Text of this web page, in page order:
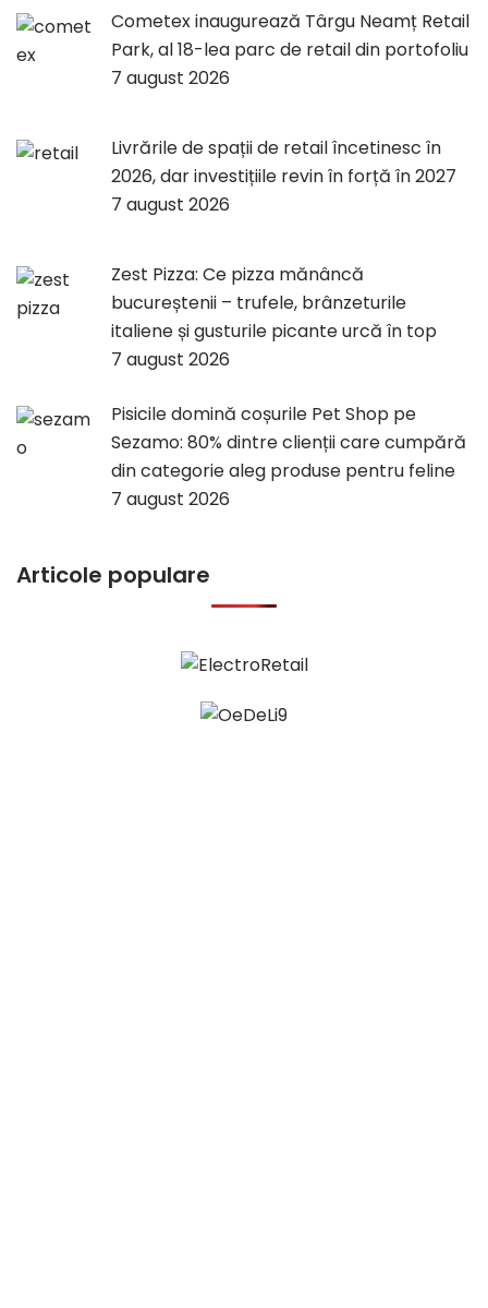
Cometex inaugurează Târgu Neamț Retail
Park, al 18-lea parc de retail din portofoliu
7 august 2026
Livrările de spații de retail încetinesc în
2026, dar investițiile revin în forță în 2027
7 august 2026
Zest Pizza: Ce pizza mănâncă
bucureștenii – trufele, brânzeturile
italiene și gusturile picante urcă în top
7 august 2026
Pisicile domină coșurile Pet Shop pe
Sezamo: 80% dintre clienții care cumpără
din categorie aleg produse pentru feline
7 august 2026
Articole populare